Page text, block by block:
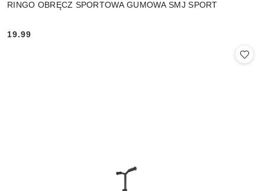
RINGO OBRĘCZ SPORTOWA GUMOWA SMJ SPORT
Cena:
19.99